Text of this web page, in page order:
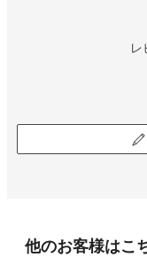
レ
他のお客様はこ